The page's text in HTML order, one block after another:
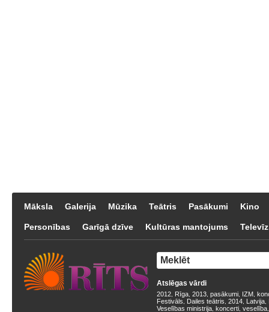
Māksla Galerija Mūzika Teātris Pasākumi Kino
Personības Garīgā dzīve Kultūras mantojums
Atslēgas vārdi
2012 Rīga 2013 pasākumi IZM
Festivāls
Dailes teātris 2014 Latvija
Veselības ministrija koncerti veselība